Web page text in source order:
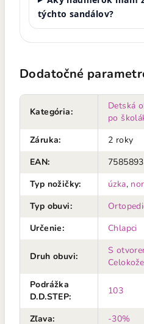
týchto sandálov?
Dodatočné
Kategória:
Detská
po
Záruka:
2 roky
EAN:
Typ nožičky: úzka,
Typ obuvi:
Určenie: Chlapci
Druh obuvi:
S
Podrážka
D.D.STEP:
103
Zľava: -30%